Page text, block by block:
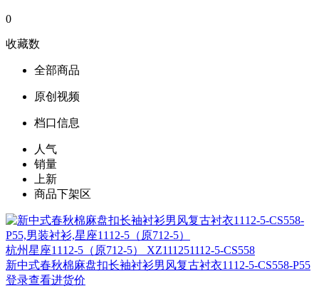
0
收藏数
全部商品
原创视频
档口信息
人气
销量
上新
商品下架区
杭州星座1112-5（原712-5） XZ111251112-5-CS558
新中式春秋棉麻盘扣长袖衬衫男风复古衬衣1112-5-CS558-P55
登录查看进货价